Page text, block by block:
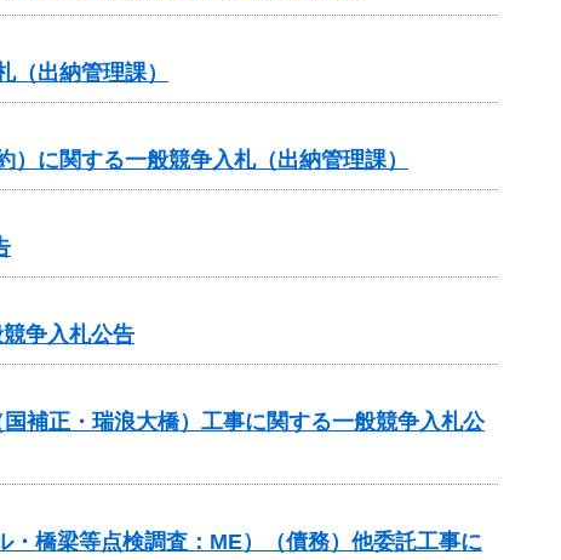
出納管理課）
に関する一般競争入札（出納管理課）
争入札公告
補正・瑞浪大橋）工事に関する一般競争入札公
橋梁等点検調査：ME）（債務）他委託工事に